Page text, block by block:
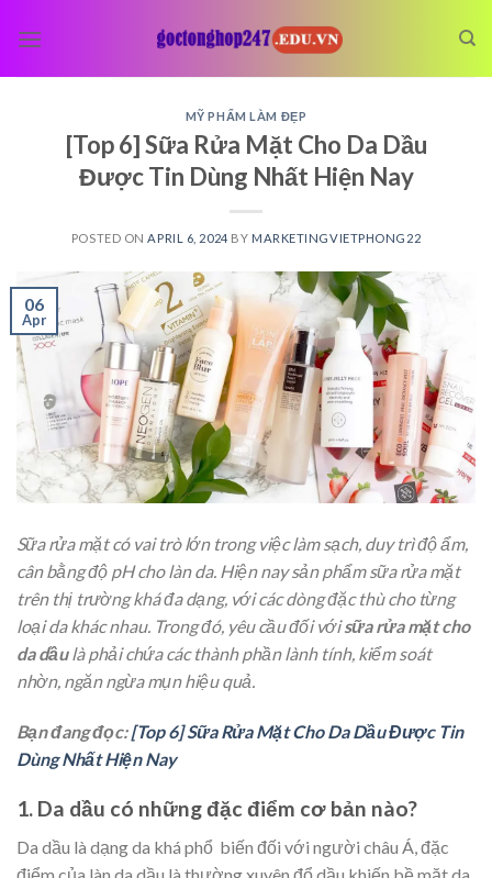
MỸ PHẨM LÀM ĐẸP
[Top 6] Sữa Rửa Mặt Cho Da Dầu
Được Tin Dùng Nhất Hiện Nay
POSTED ON APRIL 6, 2024 BY MARKETINGVIETPHONG22
06
Apr
Sữa rửa mặt có vai trò lớn trong việc làm sạch, duy trì độ ẩm,
cân bằng độ pH cho làn da. Hiện nay sản phẩm sữa rửa mặt
trên thị trường khá đa dạng, với các dòng đặc thù cho từng
loại da khác nhau. Trong đó, yêu cầu đối vớisữa rửa mặt cho
da dầulà phải chứa các thành phần lành tính, kiểm soát
nhờn, ngăn ngừa mụn hiệu quả.
Bạn đang đọc:[Top 6] Sữa Rửa Mặt Cho Da Dầu Được Tin
Dùng Nhất Hiện Nay
1. Da dầu có những đặc điểm cơ bản nào?
Da dầu là dạng da khá phổ biến đối với người châu Á, đặc
điểm của làn da dầu là thường xuyên đổ dầu khiến bề mặt da